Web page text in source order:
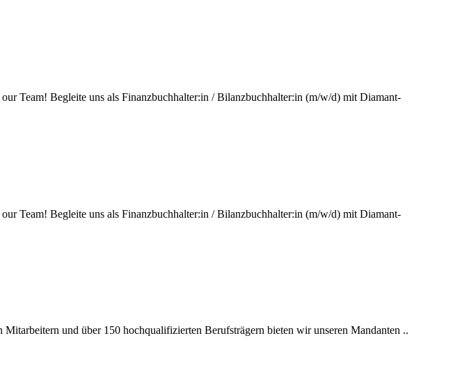
Team! Begleite uns als Finanzbuchhalter:in / Bilanzbuchhalter:in (m/w/d) mit Diamant-
Team! Begleite uns als Finanzbuchhalter:in / Bilanzbuchhalter:in (m/w/d) mit Diamant-
und über 150 hochqualifizierten Berufsträgern bieten wir unseren Mandanten ..